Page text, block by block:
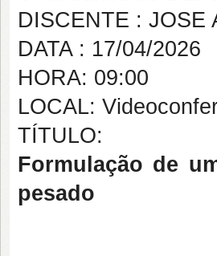
DISCENTE : JOSE
DATA : 17/04/2026
HORA: 09:00
LOCAL:
TÍTULO:
Formulação de
pesado